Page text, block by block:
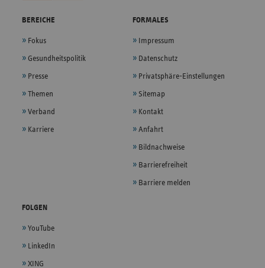
BEREICHE
Fokus
Gesundheitspolitik
Presse
Themen
Verband
Karriere
FORMALES
Impressum
Datenschutz
Privatsphäre-Einstellungen
Sitemap
Kontakt
Anfahrt
Bildnachweise
Barrierefreiheit
Barriere melden
FOLGEN
YouTube
LinkedIn
XING